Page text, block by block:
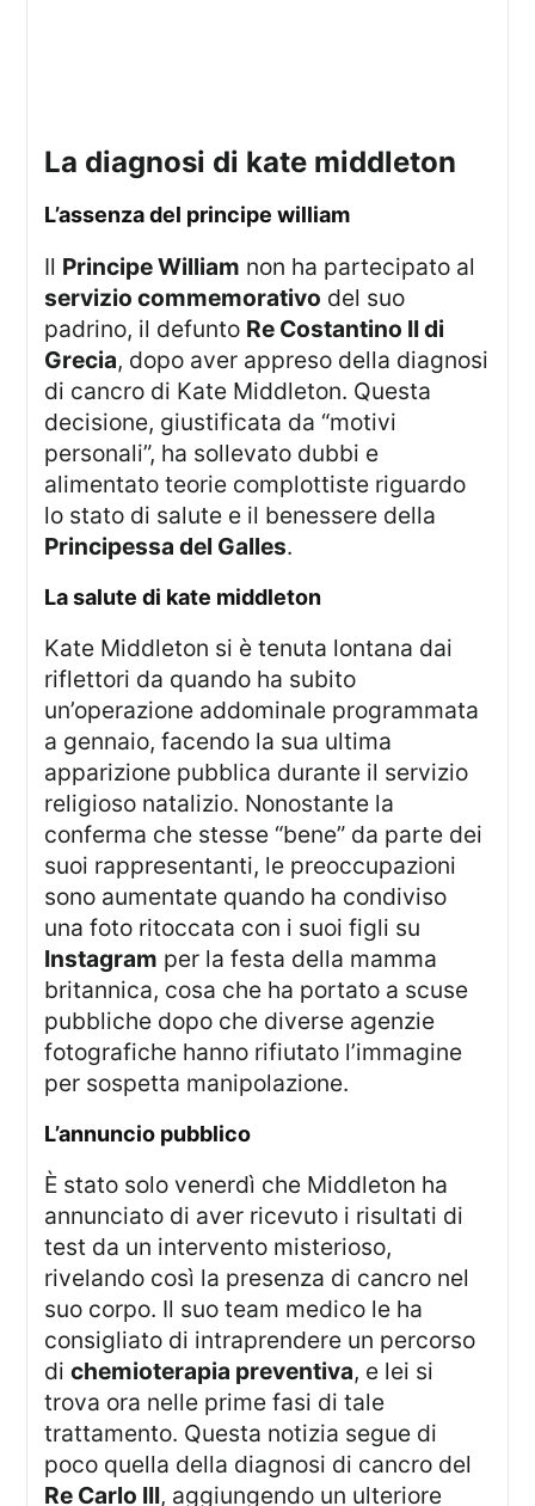
la diagnosi di kate middleton
l’assenza del principe william
Il Principe William non ha partecipato al
servizio commemorativo del suo
padrino, il defunto Re Costantino II di
Grecia, dopo aver appreso della diagnosi
di cancro di Kate Middleton. Questa
decisione, giustificata da “motivi
personali”, ha sollevato dubbi e
alimentato teorie complottiste riguardo
lo stato di salute e il benessere della
Principessa del Galles.
la salute di kate middleton
Kate Middleton si è tenuta lontana dai
riflettori da quando ha subito
un’operazione addominale programmata
a gennaio, facendo la sua ultima
apparizione pubblica durante il servizio
religioso natalizio. Nonostante la
conferma che stesse “bene” da parte dei
suoi rappresentanti, le preoccupazioni
sono aumentate quando ha condiviso
una foto ritoccata con i suoi figli su
Instagram per la festa della mamma
britannica, cosa che ha portato a scuse
pubbliche dopo che diverse agenzie
fotografiche hanno rifiutato l’immagine
per sospetta manipolazione.
l’annuncio pubblico
È stato solo venerdì che Middleton ha
annunciato di aver ricevuto i risultati di
test da un intervento misterioso,
rivelando così la presenza di cancro nel
suo corpo. Il suo team medico le ha
consigliato di intraprendere un percorso
dichemioterapia preventiva, e lei si
trova ora nelle prime fasi di tale
trattamento. Questa notizia segue di
poco quella della diagnosi di cancro del
Re Carlo III, aggiungendo un ulteriore